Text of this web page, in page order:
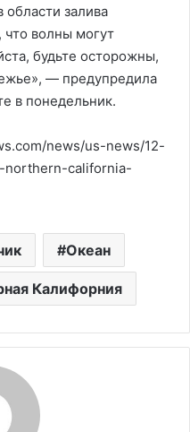
залива
волны могут
будьте осторожны,
— предупредила
в понедельник.
news/us-news/12-
northern-california-
Океан
Калифорния